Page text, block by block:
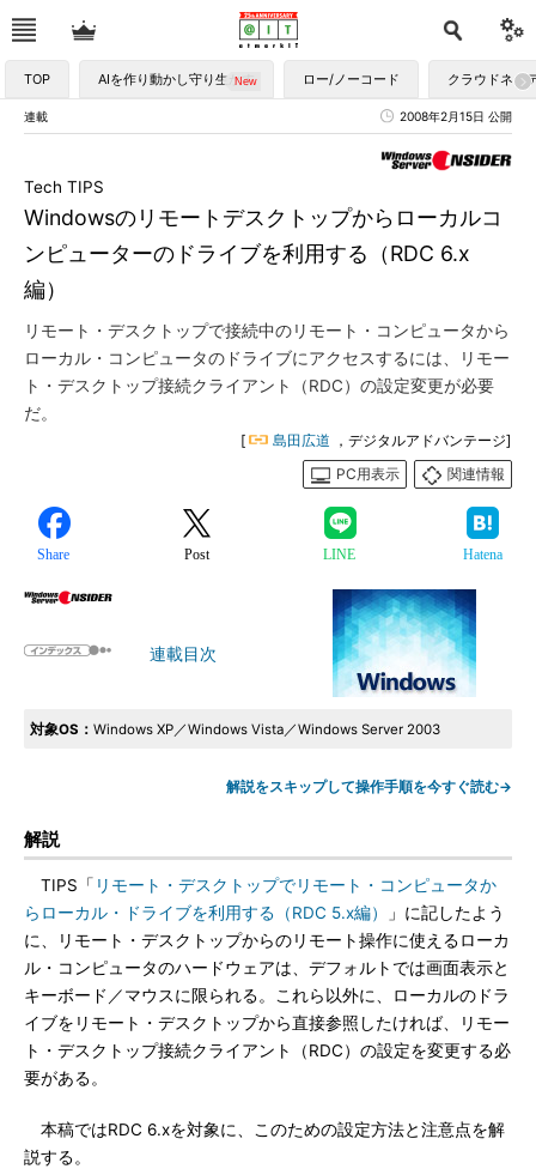
TOP AIを作り動かし守り生かす ロー/ノーコード クラウドネイ
連載 2008年2月15日 公開
Windowsのリモートデスクトップからローカルコ
ンピューターのドライブを利用する（RDC 6.x
編）
Tech TIPS
リモート・デスクトップで接続中のリモート・コンピュータから
ローカル・コンピュータのドライブにアクセスするには、リモー
ト・デスクトップ接続クライアント（RDC）の設定変更が必要
だ。
[ 島田広道 ，デジタルアドバンテージ]
PC用表示
関連情報
Share Post LINE Hatena
連載目次
対象OS： Windows XP／Windows Vista／Windows Server 2003
解説をスキップして操作手順を今すぐ読む→
解説
TIPS「 リモート・デスクトップでリモート・コンピュータか
らローカル・ドライブを利用する（RDC 5.x編）
」に記したよう
に、リモート・デスクトップからのリモート操作に使えるローカ
ル・コンピュータのハードウェアは、デフォルトでは画面表示と
キーボード／マウスに限られる。これら以外に、ローカルのドラ
イブをリモート・デスクトップから直接参照したければ、リモー
ト・デスクトップ接続クライアント（RDC）の設定を変更する必
要がある。
本稿ではRDC 6.xを対象に、このための設定方法と注意点を解
説する。